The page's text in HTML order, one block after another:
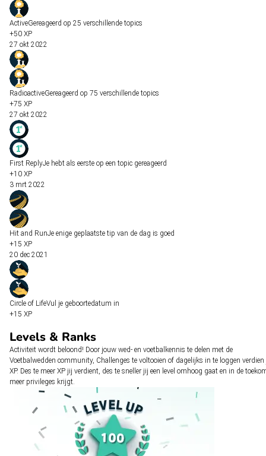
ActiveGereageerd op 25 verschillende topics
+50 XP
27 okt 2022
RadioactiveGereageerd op 75 verschillende topics
+75 XP
27 okt 2022
First ReplyJe hebt als eerste op een topic gereageerd
+10 XP
3 mrt 2022
Hit and RunJe enige geplaatste tip van de dag is goed
+15 XP
20 dec 2021
Circle of LifeVul je geboortedatum in
+15 XP
Levels & Ranks
Activiteit wordt beloond! Door jouw wed- en voetbalkennis te delen met de
Voetbalwedden community, Challenges te voltooien of dagelijks in te loggen verdien
XP. Des te meer XP jij verdient, des te sneller jij een level omhoog gaat en in de
meer privileges krijgt.